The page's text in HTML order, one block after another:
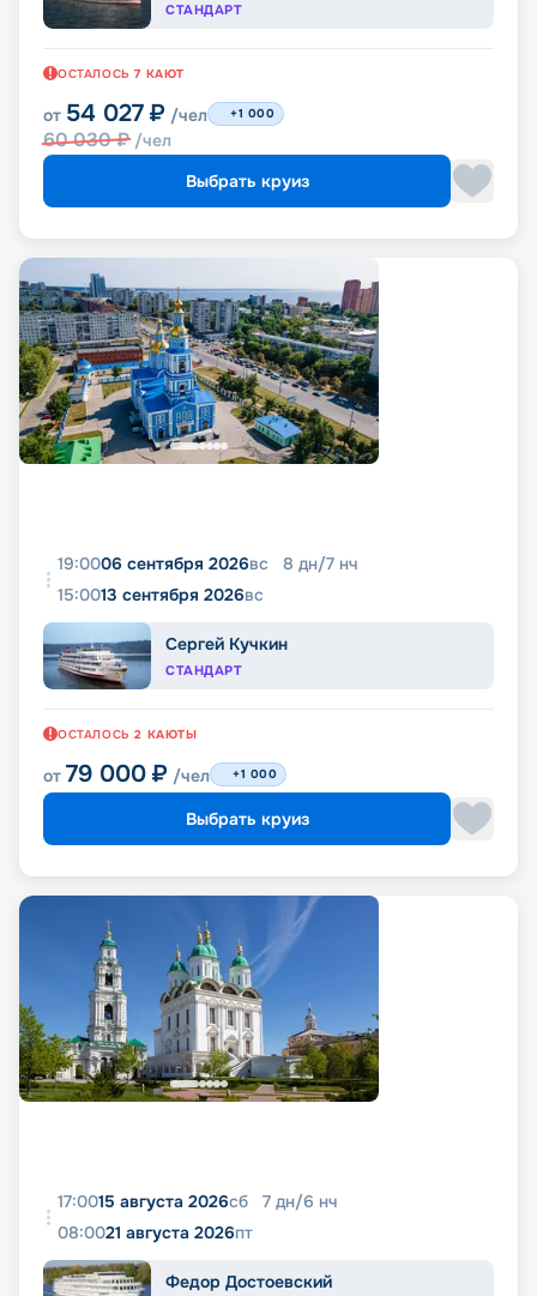
СТАНДАРТ
ОСТАЛОСЬ 7 КАЮТ
от 54 027 ₽ /чел
60 030₽ /чел
+1 000
Выбрать круиз
19:0006 сентября 2026вс 8 дн/7 нч
15:0013 сентября 2026вс
Сергей Кучкин
СТАНДАРТ
ОСТАЛОСЬ 2 КАЮТЫ
от 79 000 ₽ /чел +1 000
Выбрать круиз
17:0015 августа 2026сб 7 дн/6 нч
08:0021 августа 2026пт
Федор Достоевский